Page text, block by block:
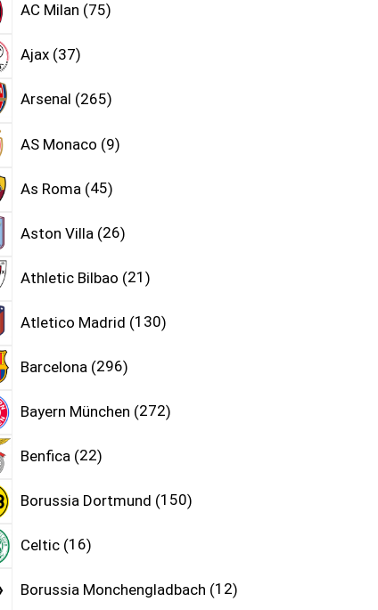
AC Milan 75
Ajax 37
Arsenal 265
AS Monaco 9
As Roma 45
Aston Villa 26
Athletic Bilbao 21
Atletico Madrid 130
Barcelona 296
Bayern München 272
Benfica 22
Borussia Dortmund 150
Celtic 16
Borussia Monchengladbach 12